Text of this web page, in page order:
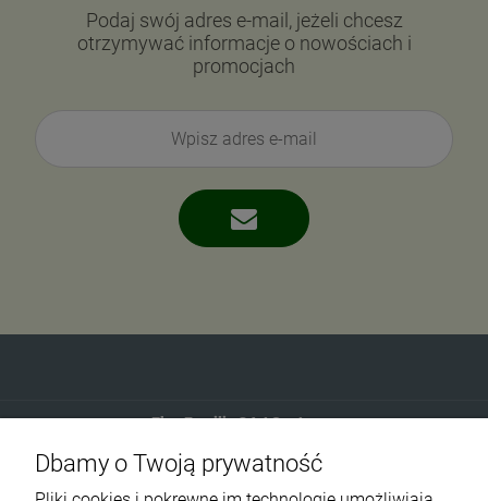
Podaj swój adres e-mail, jeżeli chcesz
otrzymywać informacje o nowościach i
promocjach
Eko-Familia GAJ Sp.Jawna
Gdańska 60
90-616 Łódź
Dbamy o Twoją prywatność